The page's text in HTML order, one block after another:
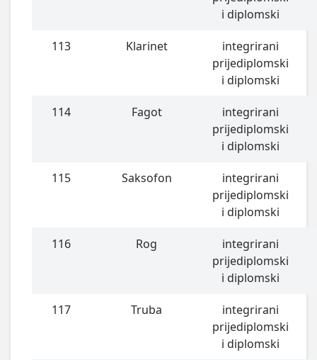
i diplomski
113 Klarinet
integrirani
prijediplomski
i diplomski
114 Fagot
integrirani
prijediplomski
i diplomski
115 Saksofon
integrirani
prijediplomski
i diplomski
116 Rog
integrirani
prijediplomski
i diplomski
117 Truba
integrirani
prijediplomski
i diplomski